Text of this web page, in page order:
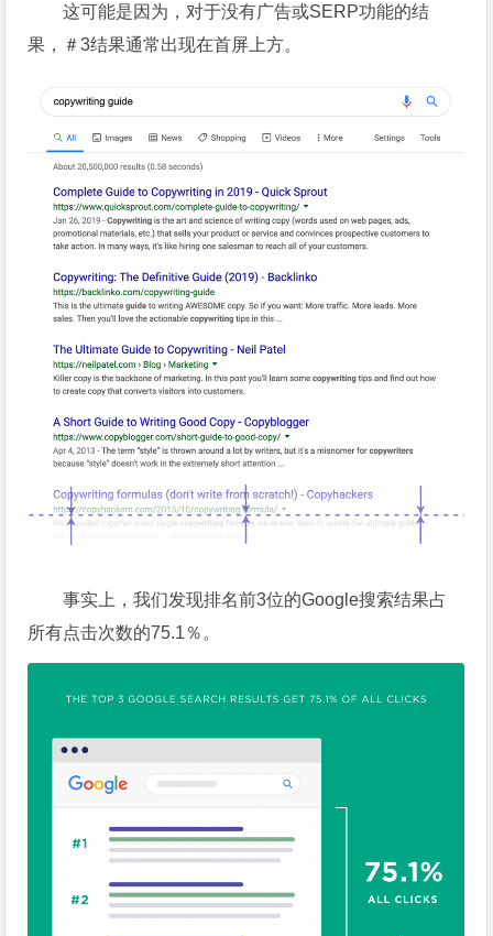
这可能是因为，对于没有广告或SERP功能的结
果，＃3结果通常出现在首屏上方。
事实上，我们发现排名前3位的Google搜索结果占
所有点击次数的75.1％。